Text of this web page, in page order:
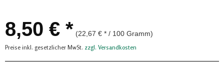
8,50 € * (22,67 € * / 100 Gramm)
Preise inkl. gesetzlicher MwSt. zzgl. Versandkosten